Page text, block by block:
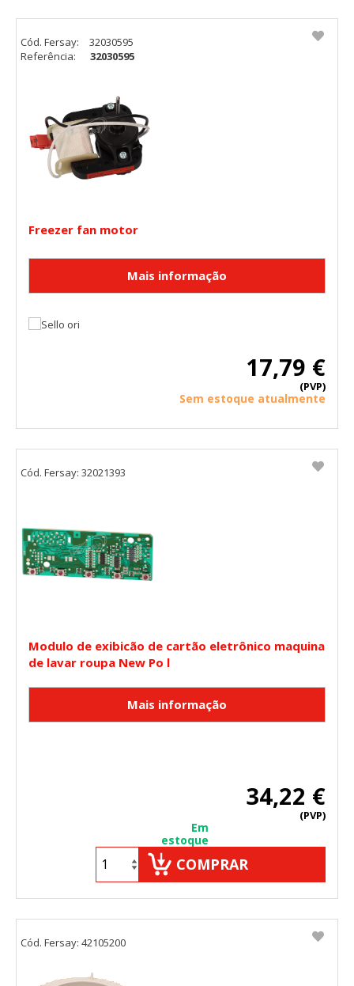
Freezer fan motor
17,79 €
(PVP)
Sem estoque atualmente
Cód. Fersay:
32030595
Referência:
32030595
Modulo de exibicão de cartão eletrônico maquina
de lavar roupa New Po l
34,22 €
(PVP)
Em
estoque
COMPRAR
Cód. Fersay: 32021393
Cód. Fersay: 42105200